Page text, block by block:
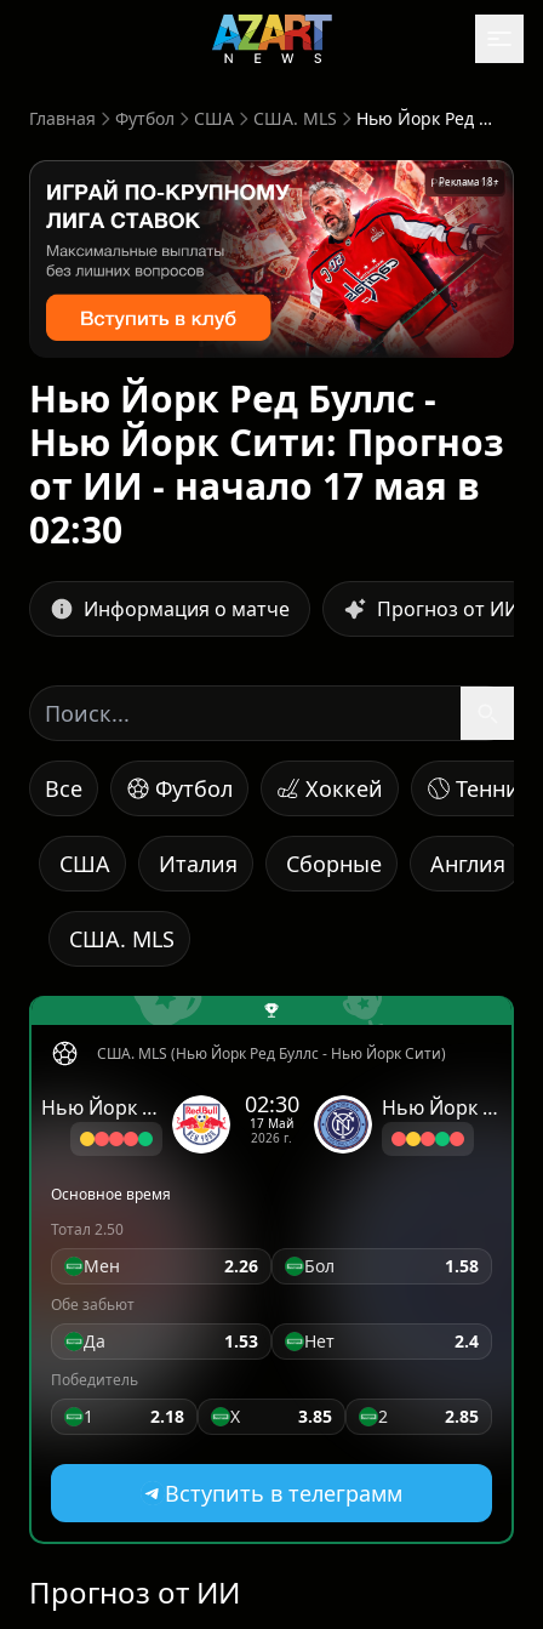
Главная Футбол США США. MLS Нью Йорк Ред Буллс - Нью Йорк Сити: Прогноз от ИИ - начало 17 мая в 02:30
Реклама 18+
Нью Йорк Ред Буллс -
Нью Йорк Сити: Прогноз
от ИИ - начало 17 мая в
02:30
Информация о матче Прогноз от ИИ
Все Футбол Хоккей Теннис
Италия Сборные Англия
США
США. MLS
США. MLS (Нью Йорк Ред Буллс - Нью Йорк Сити)
Нью Йорк Ред Буллс 02:30
17 Май
2026 г.
Нью Йорк Сити
Основное время
Тотал 2.50
Мен 2.26 Бол 1.58
Обе забьют
Да 1.53 Нет 2.4
Победитель
1 2.18 X 3.85 2 2.85
Вступить в телеграмм
Прогноз от ИИ